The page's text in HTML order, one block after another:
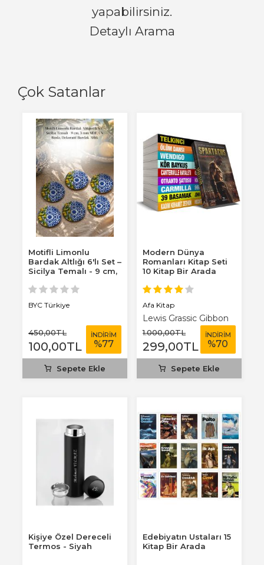
Çok Satanlar
Motifli Limonlu
Bardak Altlığı 6'lı Set –
Sicilya Temalı - 9 cm,
BYC Türkiye
450,00TL
100,00TL
İNDİRİM
%77
Sepete Ekle
Modern Dünya
Romanları Kitap Seti
10 Kitap Bir Arada
Afa Kitap
Lewis Grassic Gibbon
1.000,00TL
299,00TL
İNDİRİM
%70
Sepete Ekle
Kişiye Özel Dereceli
Termos - Siyah
Edebiyatın Ustaları 15
Kitap Bir Arada
yapabilirsiniz.
Detaylı Arama